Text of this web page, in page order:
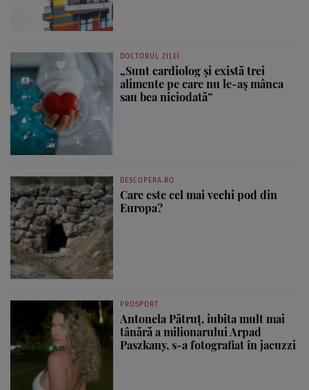
DOCTORUL ZILEI
„Sunt cardiolog și există trei
alimente pe care nu le-aș mânca
sau bea niciodată”
DESCOPERA.RO
Care este cel mai vechi pod din
Europa?
PROSPORT
Antonela Pătruț, iubita mult mai
tânără a milionarului Arpad
Paszkany, s-a fotografiat în jacuzzi